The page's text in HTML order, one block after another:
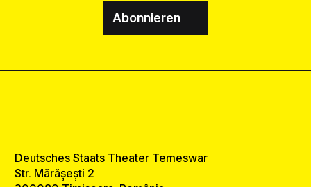
Abonnieren
Deutsches Staats Theater Temeswar
Str. Mărășești 2